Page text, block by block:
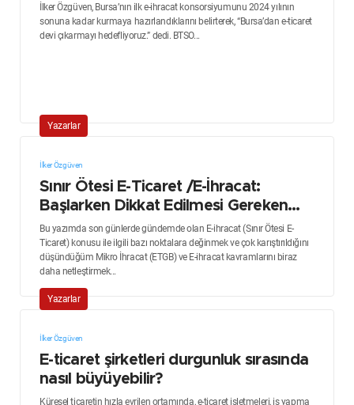
İlker Özgüven, Bursa’nın ilk e-ihracat konsorsiyumunu 2024 yılının
sonuna kadar kurmaya hazırlandıklarını belirterek, “Bursa’dan e-ticaret
devi çıkarmayı hedefliyoruz.” dedi. BTSO...
Yazarlar
İlker Özgüven
Sınır Ötesi E-Ticaret /E-İhracat:
Başlarken Dikkat Edilmesi Gereken
Noktalar
Bu yazımda son günlerde gündemde olan E-ihracat (Sınır Ötesi E-
Ticaret) konusu ile ilgili bazı noktalara değinmek ve çok karıştırıldığını
düşündüğüm Mikro İhracat (ETGB) ve E-ihracat kavramlarını biraz
daha netleştirmek...
Yazarlar
İlker Özgüven
E-ticaret şirketleri durgunluk sırasında
nasıl büyüyebilir?
Küresel ticaretin hızla evrilen ortamında, e-ticaret işletmeleri, iş yapma